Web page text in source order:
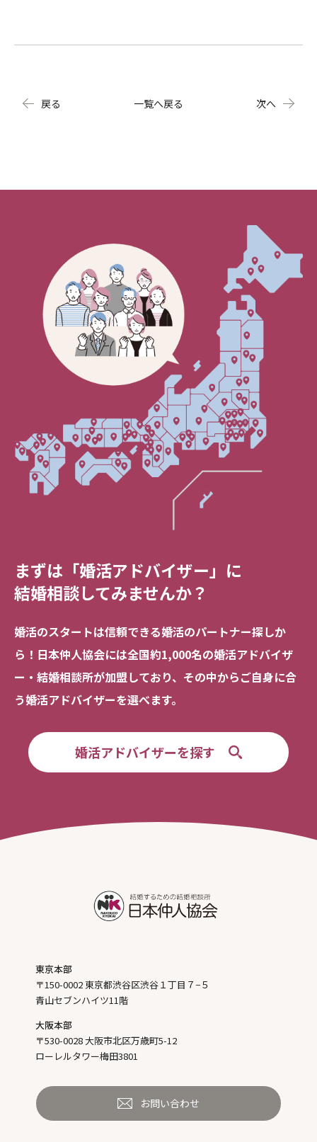
戻る 一覧へ戻る 次へ
まずは「婚活アドバイザー」に
結婚相談してみませんか？
婚活のスタートは信頼できる婚活のパートナー探しか
ら！ 日本仲人協会には全国約1,000名の婚活アドバイザ
ー・結婚相談所が加盟しており、 その中からご自身に合
う婚活アドバイザーを選べます。
婚活アドバイザーを探す
東京本部
〒150-0002 東京都渋谷区渋谷１丁目７−５
青山セブンハイツ11階
大阪本部
〒530-0028 大阪市北区万歳町5-12
ローレルタワー梅田3801
お問い合わせ